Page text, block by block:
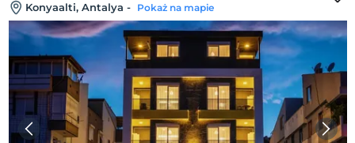
Konyaalti, Antalya - Pokaż na mapie